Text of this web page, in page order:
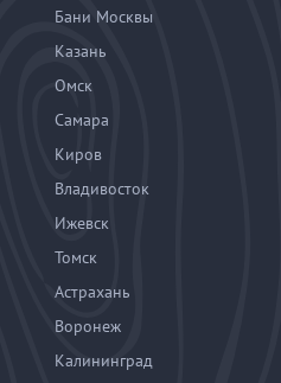
Бани Москвы
Казань
Омск
Самара
Киров
Владивосток
Ижевск
Томск
Астрахань
Воронеж
Калининград